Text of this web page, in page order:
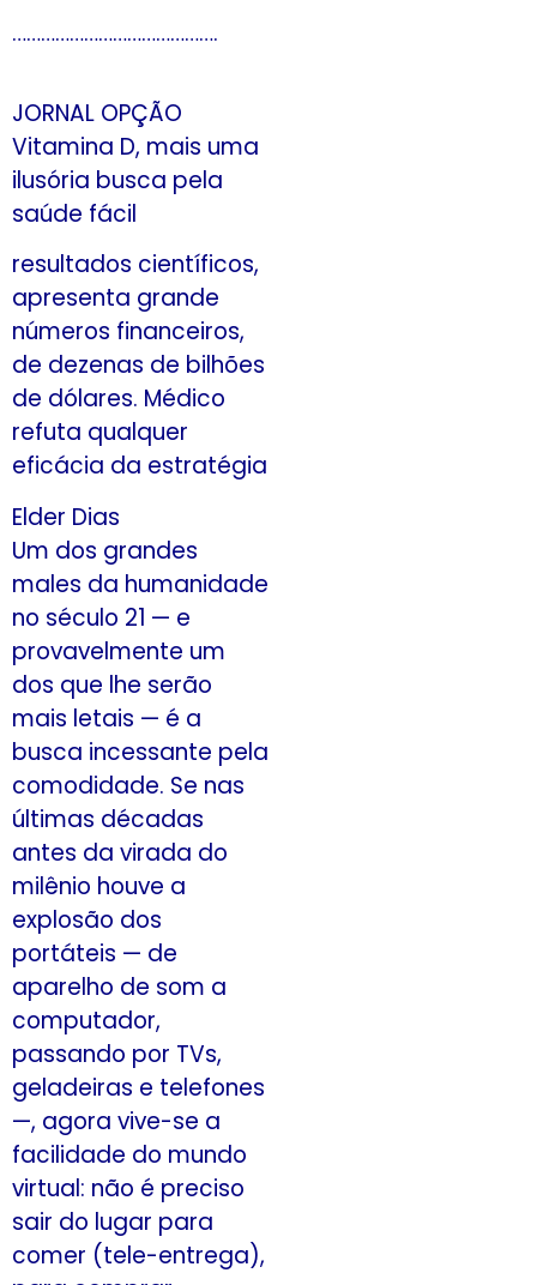
…………………………………….
JORNAL OPÇÃO
Vitamina D, mais uma
ilusória busca pela
saúde fácil
resultados científicos,
apresenta grande
números financeiros,
de dezenas de bilhões
de dólares. Médico
refuta qualquer
eficácia da estratégia
Elder Dias
Um dos grandes
males da humanidade
no século 21 — e
provavelmente um
dos que lhe serão
mais letais — é a
busca incessante pela
comodidade. Se nas
últimas décadas
antes da virada do
milênio houve a
explosão dos
portáteis — de
aparelho de som a
computador,
passando por TVs,
geladeiras e telefones
—, agora vive-se a
facilidade do mundo
virtual: não é preciso
sair do lugar para
comer (tele-entrega),